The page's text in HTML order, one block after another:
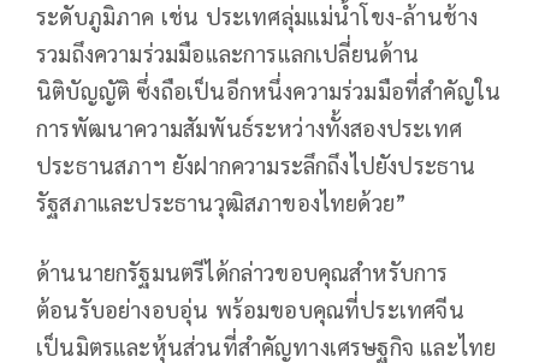
ระดับภูมิภาค เช่น ประเทศลุ่มแม่น้ำโขง-ล้านช้าง
รวมถึงความร่วมมือและการแลกเปลี่ยนด้าน
นิติบัญญัติ ซึ่งถือเป็นอีกหนึ่งความร่วมมือที่สำคัญใน
การพัฒนาความสัมพันธ์ระหว่างทั้งสองประเทศ
ประธานสภาฯ ยังฝากความระลึกถึงไปยังประธาน
รัฐสภาและประธานวุฒิสภาของไทยด้วย”
ด้านนายกรัฐมนตรีได้กล่าวขอบคุณสำหรับการ
ต้อนรับอย่างอบอุ่น พร้อมขอบคุณที่ประเทศจีน
เป็นมิตรและหุ้นส่วนที่สำคัญทางเศรษฐกิจ และไทย